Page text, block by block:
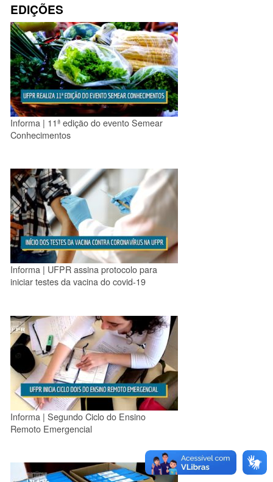
EDIÇÕES
Informa | 11ª edição do evento Semear
Conhecimentos
Informa | UFPR assina protocolo para
iniciar testes da vacina do covid-19
Informa | Segundo Ciclo do Ensino
Remoto Emergencial